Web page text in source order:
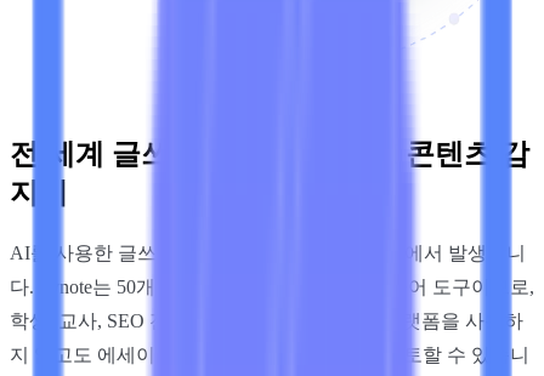
전 세계 글쓰기를 위한 무료 AI 콘텐츠 감
지기
AI를 사용한 글쓰기는 모든 언어와 워크플로우에서 발생합니
다. Lynote는 50개 이상의 언어를 지원하는 다국어 도구이므로,
학생, 교사, SEO 전문가 및 출판사들은 여러 플랫폼을 사용하
지 않고도 에세이, 기사, 보고서 및 지원서를 검토할 수 있습니